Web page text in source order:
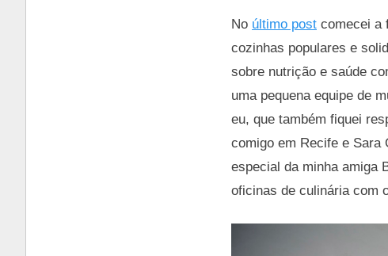
No último post comecei a
cozinhas populares e
sobre nutrição e saúde
uma pequena equipe de
eu, que também fiquei
comigo em Recife e Sara
especial da minha amiga
oficinas de culinária com